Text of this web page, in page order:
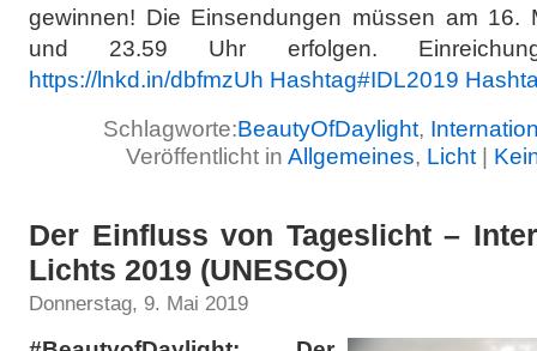
gewinnen! Die Einsendungen müssen am 16.
und 23.59 Uhr erfolgen.
https://lnkd.in/dbfmzUh Hashtag#IDL2019
Schlagworte:BeautyOfDaylight,
Veröffentlicht in Allgemeines, Licht|
Der Einfluss von Tageslicht –
Lichts 2019 (UNESCO)
Donnerstag, 9. Mai 2019